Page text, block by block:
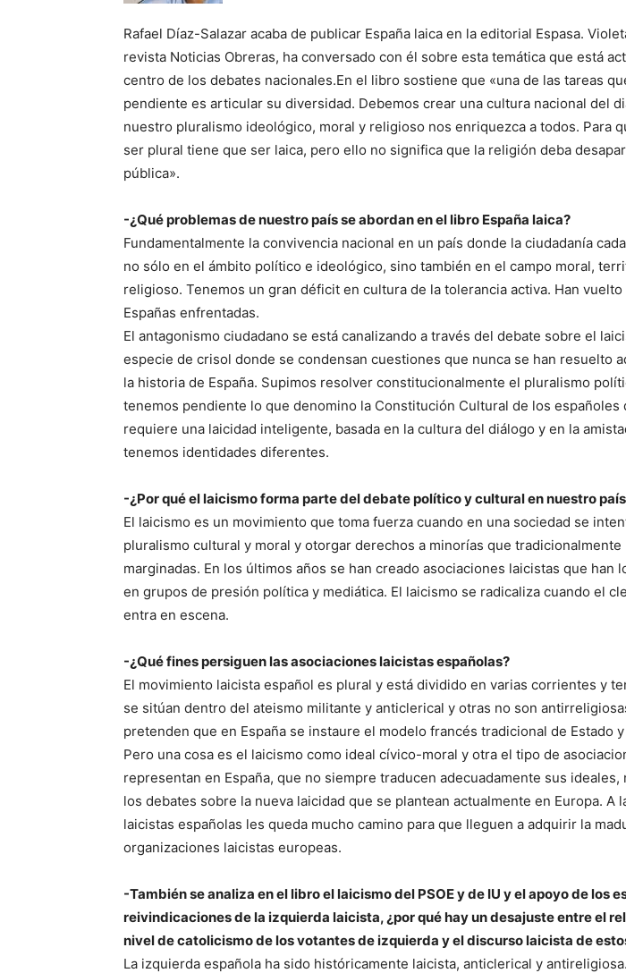
Rafael Díaz-Salazar acaba de publicar España laica en la editorial Espasa.
revista Noticias Obreras, ha conversado con él sobre esta temática que está
centro de los debates nacionales.En el libro sostiene que «una de las tareas
pendiente es articular su diversidad. Debemos crear una cultura nacional del
nuestro pluralismo ideológico, moral y religioso nos enriquezca a todos. Para
ser plural tiene que ser laica, pero ello no significa que la religión deba
pública».
-¿Qué problemas de nuestro país se abordan en el libro España laica?
Fundamentalmente la convivencia nacional en un país donde la ciudadanía
no sólo en el ámbito político e ideológico, sino también en el campo moral,
religioso. Tenemos un gran déficit en cultura de la tolerancia activa. Han
Españas enfrentadas.
El antagonismo ciudadano se está canalizando a través del debate sobre el
especie de crisol donde se condensan cuestiones que nunca se han resuelto
la historia de España. Supimos resolver constitucionalmente el pluralismo
tenemos pendiente lo que denomino la Constitución Cultural de los españoles
requiere una laicidad inteligente, basada en la cultura del diálogo y en la
tenemos identidades diferentes.
-¿Por qué el laicismo forma parte del debate político y cultural en nuestro
El laicismo es un movimiento que toma fuerza cuando en una sociedad se
pluralismo cultural y moral y otorgar derechos a minorías que tradicionalmente
marginadas. En los últimos años se han creado asociaciones laicistas que han
en grupos de presión política y mediática. El laicismo se radicaliza cuando el
entra en escena.
-¿Qué fines persiguen las asociaciones laicistas españolas?
El movimiento laicista español es plural y está dividido en varias corrientes y
se sitúan dentro del ateismo militante y anticlerical y otras no son
pretenden que en España se instaure el modelo francés tradicional de Estado
Pero una cosa es el laicismo como ideal cívico-moral y otra el tipo de
representan en España, que no siempre traducen adecuadamente sus
los debates sobre la nueva laicidad que se plantean actualmente en Europa. A
laicistas españolas les queda mucho camino para que lleguen a adquirir la
organizaciones laicistas europeas.
-También se analiza en el libro el laicismo del PSOE y de IU y el apoyo de los
reivindicaciones de la izquierda laicista, ¿por qué hay un desajuste entre el
nivel de catolicismo de los votantes de izquierda y el discurso laicista de
La izquierda española ha sido históricamente laicista, anticlerical y